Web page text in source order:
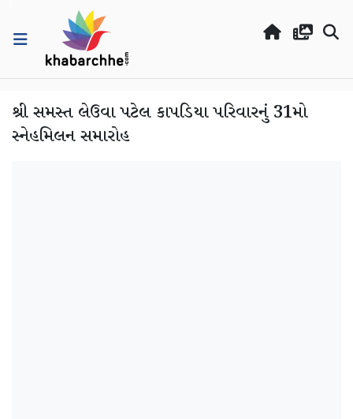
શ્રી સમસ્ત લેઉવા પટેલ કાપડિયા પરિવારનું 31મો
સ્નેહમિલન સમારોહ